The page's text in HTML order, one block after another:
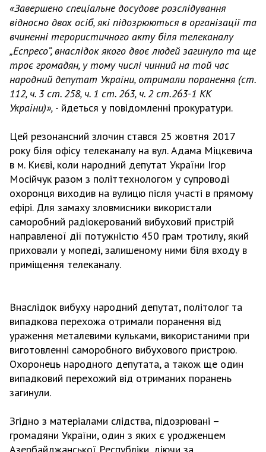
«Завершено спеціальне досудове розслідування
відносно двох осіб, які підозрюються в організації та
вчиненні терористичного акту біля телеканалу
„Еспресо“, внаслідок якого двоє людей загинуло та ще
троє громадян, у тому числі чинний на той час
народний депутат України, отримали поранення (ст.
112, ч. 3 ст. 258, ч. 1 ст. 263, ч. 2 ст.263-1 КК
України)», - йдеться у повідомленні прокуратури.
Цей резонансний злочин стався 25 жовтня 2017
року біля офісу телеканалу на вул. Адама Міцкевича
в м. Києві, коли народний депутат України Ігор
Мосійчук разом з політтехнологом у супроводі
охоронця виходив на вулицю після участі в прямому
ефірі. Для замаху зловмисники використали
саморобний радіокерований вибуховий пристрій
направленої дії потужністю 450 грам тротилу, який
приховали у мопеді, залишеному ними біля входу в
приміщення телеканалу.
Внаслідок вибуху народний депутат, політолог та
випадкова перехожа отримали поранення від
ураження металевими кульками, використаними при
виготовленні саморобного вибухового пристрою.
Охоронець народного депутата, а також ще один
випадковий перехожий від отриманих поранень
загинули.
Згідно з матеріалами слідства, підозрювані –
громадяни України, один з яких є уродженцем
Азербайджанської Республіки, діючи за